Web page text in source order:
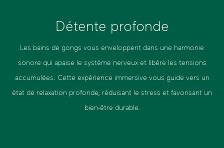
Détente profonde
Les bains de gongs vous enveloppent dans une harmonie
sonore qui apaise le système nerveux et libère les tensions
accumulées. Cette expérience immersive vous guide vers un
état de relaxation profonde, réduisant le stress et favorisant un
bien-être durable.